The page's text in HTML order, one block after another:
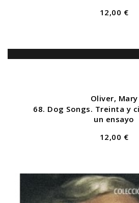
12,00 €
Oliver, Mary
68. Dog Songs. Treinta y
un ensayo
12,00 €